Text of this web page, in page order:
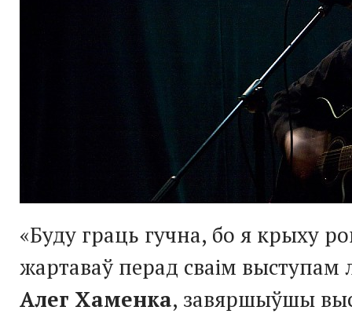
«Буду граць гучна, бо я крыху
жартаваў перад сваім выступам
Алег Хаменка, завяршыўшы